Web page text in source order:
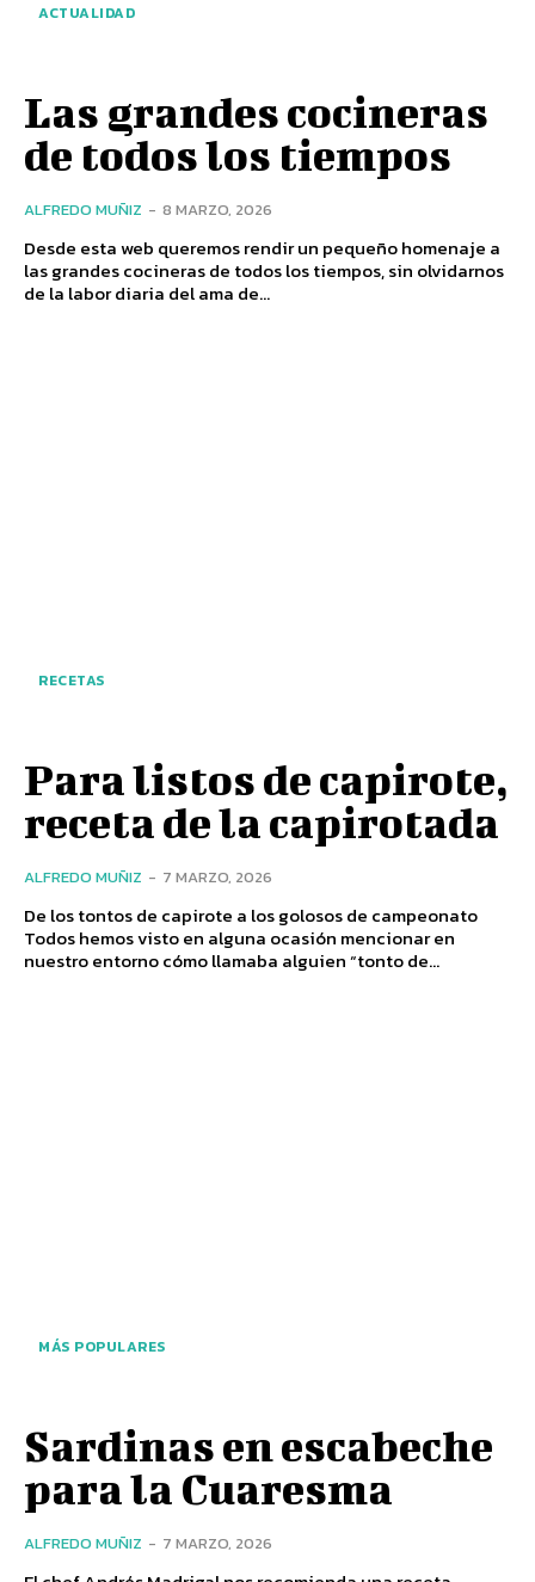
ACTUALIDAD
Las grandes cocineras
de todos los tiempos
ALFREDO MUÑIZ - 8 MARZO, 2026
Desde esta web queremos rendir un pequeño homenaje a
las grandes cocineras de todos los tiempos, sin olvidarnos
de la labor diaria del ama de...
RECETAS
Para listos de capirote,
receta de la capirotada
ALFREDO MUÑIZ - 7 MARZO, 2026
De los tontos de capirote a los golosos de campeonato
Todos hemos visto en alguna ocasión mencionar en
nuestro entorno cómo llamaba alguien “tonto de...
MÁS POPULARES
Sardinas en escabeche
para la Cuaresma
ALFREDO MUÑIZ - 7 MARZO, 2026